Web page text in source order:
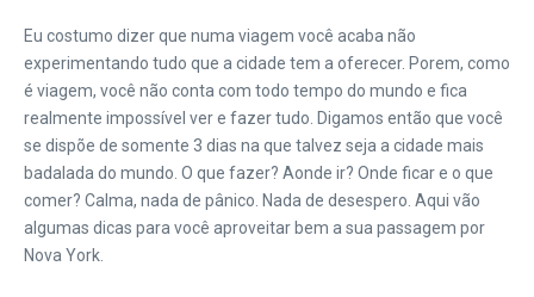
Eu costumo dizer que numa viagem você acaba não
experimentando tudo que a cidade tem a oferecer. Porem, como
é viagem, você não conta com todo tempo do mundo e fica
realmente impossível ver e fazer tudo. Digamos então que você
se dispõe de somente 3 dias na que talvez seja a cidade mais
badalada do mundo. O que fazer? Aonde ir? Onde ficar e o que
comer? Calma, nada de pânico. Nada de desespero. Aqui vão
algumas dicas para você aproveitar bem a sua passagem por
Nova York.